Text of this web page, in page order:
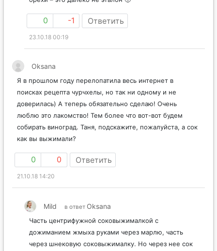
0 -1 Ответить
23.10.18 00:19
Oksana
Я в прошлом году перелопатила весь интернет в
поисках рецепта чурчхелы, но так ни одному и не
доверилась) А теперь обязательно сделаю! Очень
люблю это лакомство! Тем более что вот-вот будем
собирать виноград. Таня, подскажите, пожалуйста, а сок
как вы выжимали?
0 0 Ответить
21.10.18 14:20
Mild в ответ Oksana
Часть центрифужной соковыжималкой с
дожиманием жмыха руками через марлю, часть
через шнековую соковыжималку. Но через нее сок